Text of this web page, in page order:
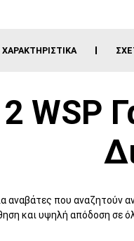
ΧΑΡΑΚΤΗΡΙΣΤΙΚΆ
WSP
αναβάτες που
και υψηλή απόδοση σε